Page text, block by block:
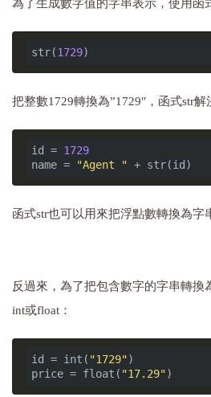
為了生成數字值的字串表示，使用函
str(1729
把整數1729轉換為”1729″，函式str解
id = 1729
name =
"Agent "
函式str也可以用來把浮點數轉換為字
反過來，為了把包含數字的字串轉換
int或float：
id = int( "1729")
price = float( "17.29"